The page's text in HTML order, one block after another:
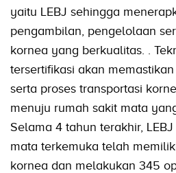
yaitu LEBJ sehingga
pengambilan, pengelolaan
kornea yang berkualitas. .
tersertifikasi akan
serta proses transportasi
menuju rumah sakit mata
Selama 4 tahun terakhir,
mata terkemuka telah
kornea dan melakukan 345